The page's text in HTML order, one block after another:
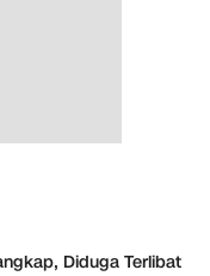
Diduga Terlibat